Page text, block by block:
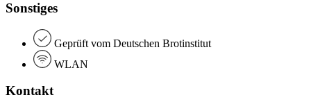
Sonstiges
Geprüft vom Deutschen Brotinstitut
WLAN
Kontakt